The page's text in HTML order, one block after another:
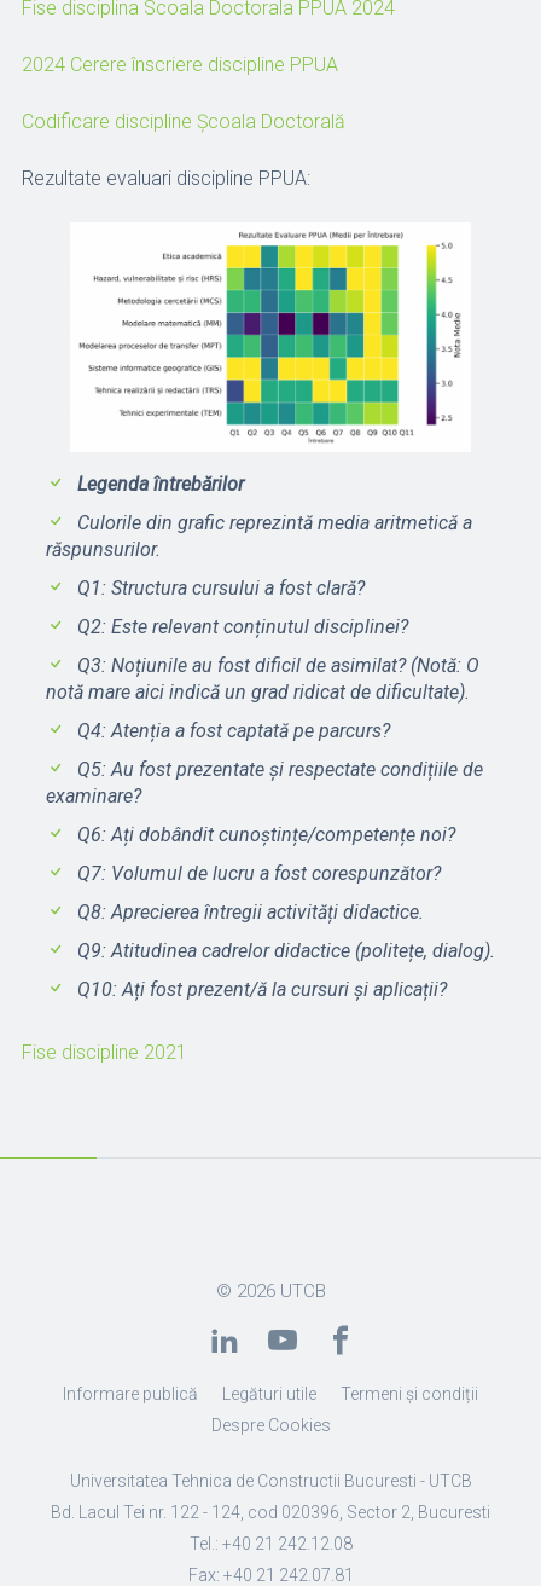
Fise disciplina Scoala Doctorala PPUA 2024
2024 Cerere înscriere discipline PPUA
Codificare discipline Școala Doctorală
Rezultate evaluari discipline PPUA:
Legenda întrebărilor
Culorile din grafic reprezintă media aritmetică a
răspunsurilor.
Q1: Structura cursului a fost clară?
Q2: Este relevant conținutul disciplinei?
Q3: Noțiunile au fost dificil de asimilat? (Notă: O
notă mare aici indică un grad ridicat de dificultate).
Q4: Atenția a fost captată pe parcurs?
Q5: Au fost prezentate și respectate condițiile de
examinare?
Q6: Ați dobândit cunoștințe/competențe noi?
Q7: Volumul de lucru a fost corespunzător?
Q8: Aprecierea întregii activități didactice.
Q9: Atitudinea cadrelor didactice (politețe, dialog).
Q10: Ați fost prezent/ă la cursuri și aplicații?
Fise discipline 2021
© 2026 UTCB
Informare publică Legături utile
Termeni și condiții
Despre Cookies
Universitatea Tehnica de Constructii Bucuresti - UTCB
Bd. Lacul Tei nr. 122 - 124, cod 020396, Sector 2, Bucuresti
Tel.: +40 21 242.12.08
Fax: +40 21 242.07.81